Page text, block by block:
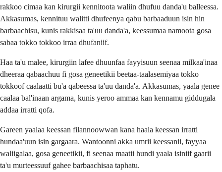
rakkoo cimaa kan kirurgii kennitoota waliin dhufuu danda'u balleessa.
Akkasumas, kennituu walitti dhufeenya qabu barbaaduun isin hin
barbaachisu, kunis rakkisaa ta'uu danda'a, keessumaa namoota gosa
sabaa tokko tokkoo irraa dhufaniif.
Haa ta'u malee, kirurgiin lafee dhuunfaa fayyisuun seenaa milkaa'inaa
dheeraa qabaachuu fi gosa geneetikii beetaa-taalasemiyaa tokko
tokkoof caalaatti bu'a qabeessa ta'uu danda'a. Akkasumas, yaala genee
caalaa bal'inaan argama, kunis yeroo ammaa kan kennamu giddugala
addaa irratti qofa.
Gareen yaalaa keessan filannoowwan kana haala keessan irratti
hundaa'uun isin gargaara. Wantoonni akka umrii keessanii, fayyaa
waliigalaa, gosa geneetikii, fi seenaa maatii hundi yaala isiniif gaarii
ta'u murteessuuf gahee barbaachisaa taphatu.